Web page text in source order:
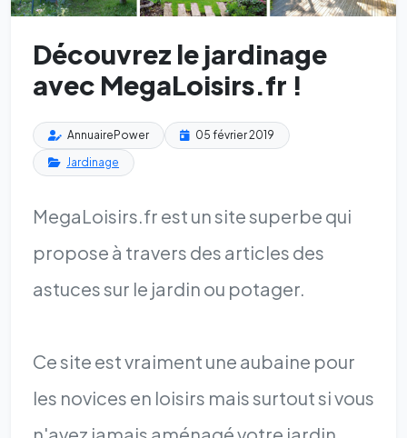
Découvrez le jardinage
avec MegaLoisirs.fr !
AnnuairePower
05 février 2019
Jardinage
MegaLoisirs.fr est un site superbe qui
propose à travers des articles des
astuces sur le jardin ou potager.
Ce site est vraiment une aubaine pour
les novices en loisirs mais surtout si vous